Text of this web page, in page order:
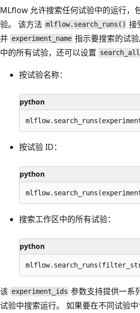
MLflow 允许搜索任何试验中的运行，
验。 该方法 mlflow.search_runs() 接
并 experiment_name 指示要搜索的试
中的所有试验，还可以设置
按试验名称：
python
按试验 ID：
python
搜索工作区中的所有试验：
python
该 experiment_ids 参数支持提供一系
试验中搜索运行。 如果要在不同试验